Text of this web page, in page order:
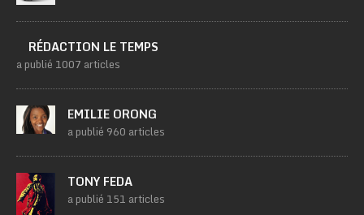
RÉDACTION LE TEMPS
a publié 1007 articles
EMILIE ORONG
a publié 960 articles
TONY FEDA
a publié 151 articles